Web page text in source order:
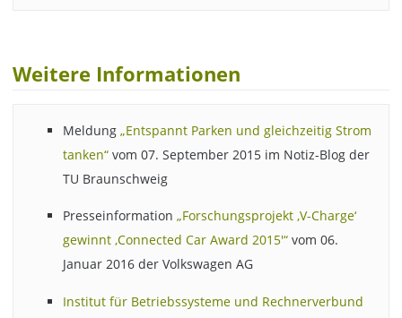
Weitere Informationen
Meldung „Entspannt Parken und gleichzeitig Strom
tanken“vom 07. September 2015 im Notiz-Blog der
TU Braunschweig
Presseinformation „Forschungsprojekt ‚V-Charge‘
gewinnt ‚Connected Car Award 2015′“vom 06.
Januar 2016 der Volkswagen AG
Institut für Betriebssysteme und Rechnerverbund